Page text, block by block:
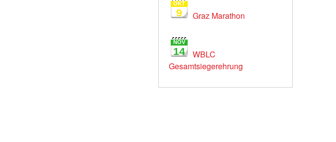
OKT
9 Graz Marathon
NOV
14
WBLC
Gesamtsiegerehrung